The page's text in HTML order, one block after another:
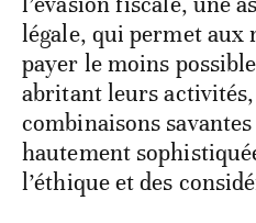
légale, qui permet aux
payer le moins
abritant leurs activités,
combinaisons
hautement
l’éthique et des